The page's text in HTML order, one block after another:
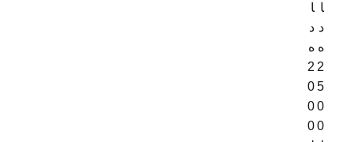
ا
د
ه
2
5
0
0
ا
د
ه
2
0
0
0